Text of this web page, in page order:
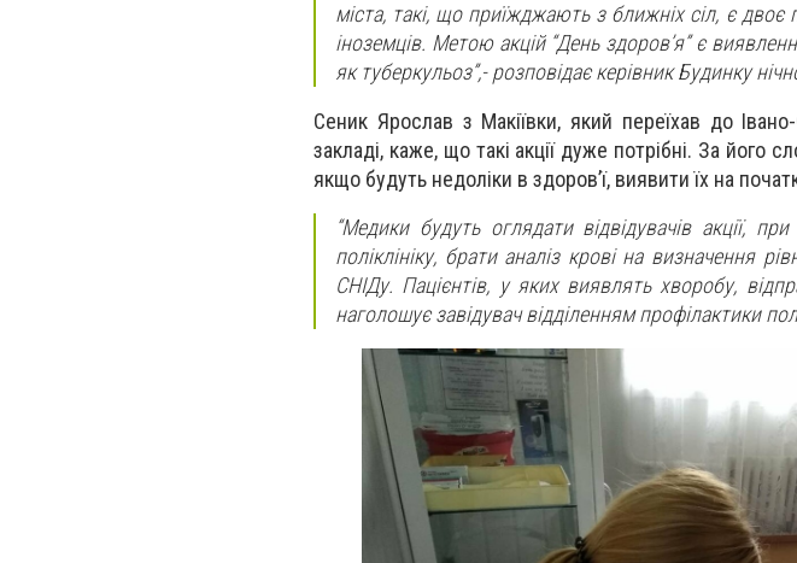
міста, такі, що приїжджають з ближніх сіл, є двоє
іноземців. Метою акцій “День здоров’я” є
як туберкульоз”,- розповідає керівник Будинку
Сеник Ярослав з Макіївки, який переїхав до
закладі, каже, що такі акції дуже потрібні. За його
якщо будуть недоліки в здоров’ї, виявити їх на
“Медики будуть оглядати відвідувачів акції,
поліклініку, брати аналіз крові на визначення
СНІДу. Пацієнтів, у яких виявлять хворобу,
наголошує завідувач відділенням профілактики